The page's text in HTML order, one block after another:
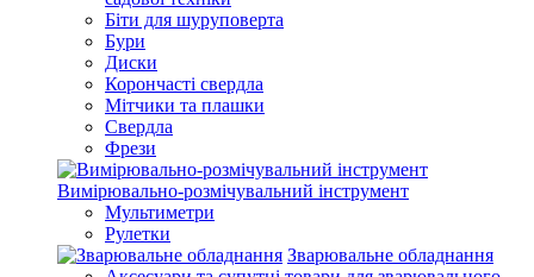
Біти для шуруповерта
Бури
Диски
Корончасті свердла
Мітчики та плашки
Свердла
Фрези
Вимірювально-розмічувальний інструмент
Мультиметри
Рулетки
Зварювальне обладнання